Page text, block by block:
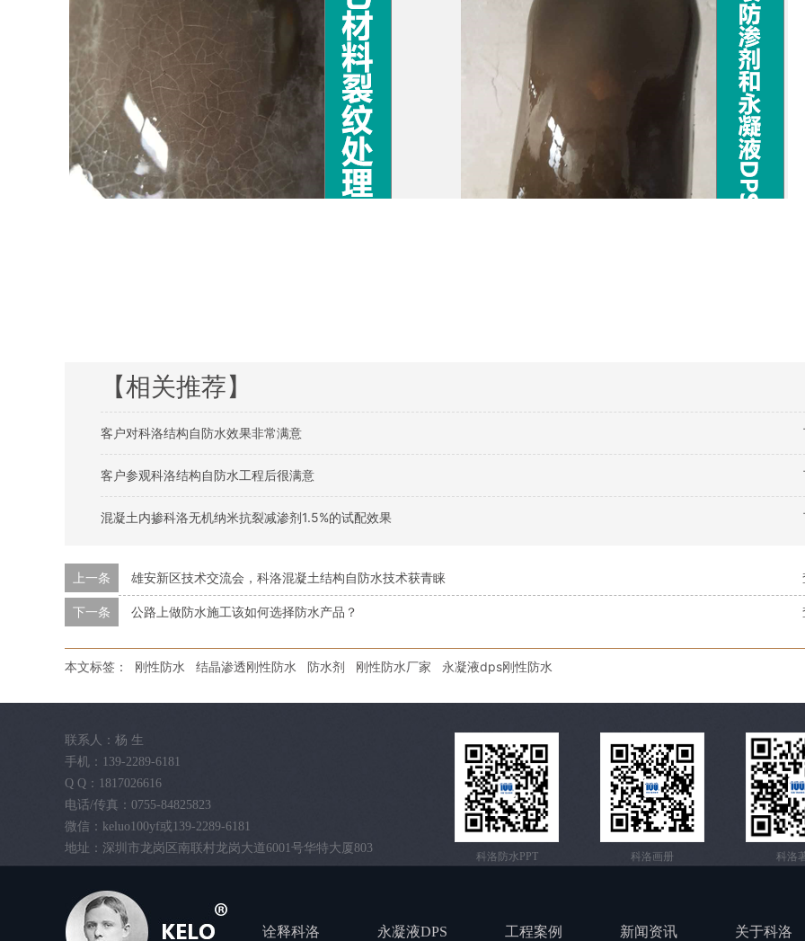
【相关推荐】
客户对科洛结构自防水效果非常满意
客户参观科洛结构自防水工程后很满意
混凝土内掺科洛无机纳米抗裂减渗剂1.5%的试配效果
上一条 雄安新区技术交流会，科洛混凝土结构自防水技术获青睐
下一条 公路上做防水施工该如何选择防水产品？
本文标签： 刚性防水 结晶渗透刚性防水 防水剂 刚性防水厂家 永凝液dps刚性防水
联系人：杨 生
手机：139-2289-6181
Q Q：1817026616
电话/传真：0755-84825823
微信：keluo100yf或139-2289-6181
地址：深圳市龙岗区南联村龙岗大道6001号华特大厦803
科洛防水PPT 科洛画册 科洛
诠释科洛 永凝液DPS 工程案例 新闻资讯 关于科洛